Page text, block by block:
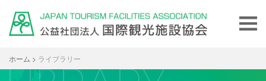
ホーム > ライブラリー